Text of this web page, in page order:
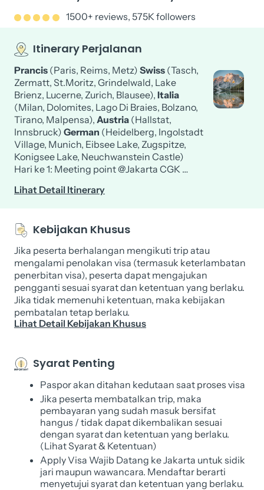
1500+ reviews, 575K followers
Itinerary Perjalanan
Prancis (Paris, Reims, Metz) Swiss (Tasch,
Zermatt, St.Moritz, Grindelwald, Lake
Brienz, Lucerne, Zurich, Blausee), Italia
(Milan, Dolomites, Lago Di Braies, Bolzano,
Tirano, Malpensa), Austria (Hallstat,
Innsbruck) German (Heidelberg, Ingolstadt
Village, Munich, Eibsee Lake, Zugspitze,
Konigsee Lake, Neuchwanstein Castle)
Hari ke 1: Meeting point @Jakarta CGK …
Lihat Detail Itinerary
Kebijakan Khusus
Jika peserta berhalangan mengikuti trip atau
mengalami penolakan visa (termasuk keterlambatan
penerbitan visa), peserta dapat mengajukan
pengganti sesuai syarat dan ketentuan yang berlaku.
Jika tidak memenuhi ketentuan, maka kebijakan
pembatalan tetap berlaku.
Lihat Detail Kebijakan Khusus
Syarat Penting
Paspor akan ditahan kedutaan saat proses visa
Jika peserta membatalkan trip, maka
pembayaran yang sudah masuk bersifat
hangus / tidak dapat dikembalikan sesuai
dengan syarat dan ketentuan yang berlaku.
(Lihat Syarat & Ketentuan)
Apply Visa Wajib Datang ke Jakarta untuk sidik
jari maupun wawancara. Mendaftar berarti
menyetujui syarat dan ketentuan yang berlaku.